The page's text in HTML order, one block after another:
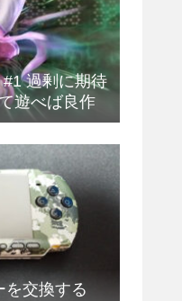
過剰に期待
遊べば良作
を交換する